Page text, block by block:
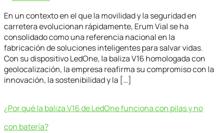
En un contexto en el que la movilidad y la seguridad en
carretera evolucionan rápidamente, Erum Vial se ha
consolidado como una referencia nacional en la
fabricación de soluciones inteligentes para salvar vidas.
Con su dispositivo LedOne, la baliza V16 homologada con
geolocalización, la empresa reafirma su compromiso con la
innovación, la sostenibilidad y la […]
¿Por qué la baliza V16 de LedOne funciona con pilas y no
con batería?